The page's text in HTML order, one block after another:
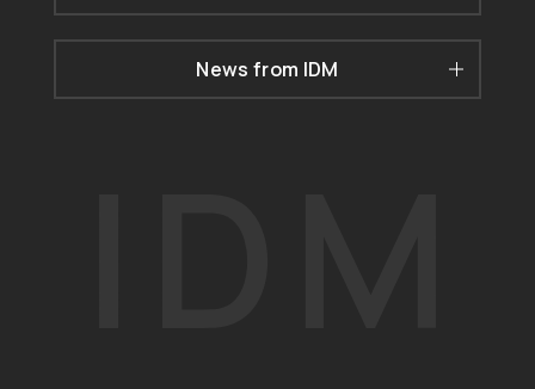
News from IDM